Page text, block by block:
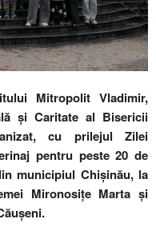
Mitropolit Vladimir,
și Caritate al Bisericii
cu prilejul Zilei
pentru peste 20 de
municipiul Chișinău, la
Mironosițe Marta și